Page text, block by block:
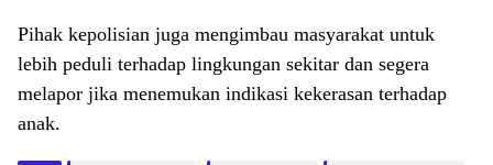
Pihak kepolisian juga mengimbau masyarakat untuk
lebih peduli terhadap lingkungan sekitar dan segera
melapor jika menemukan indikasi kekerasan terhadap
anak.